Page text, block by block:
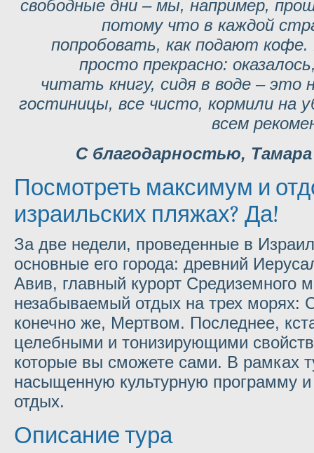
свободные дни – мы, например,
потому что в каждой
попробовать, как подают
просто прекрасно:
читать книгу, сидя в воде – это
гостиницы, все чисто, кормили на
всем
С благодарностью,
Посмотреть максимум и
израильских пляжах? Да!
За две недели, проведенные в
основные его города: древний
Авив, главный курорт Средиземного
незабываемый отдых на трех морях:
конечно же, Мертвом. Последнее,
целебными и тонизирующими
которые вы сможете сами. В рамках
насыщенную культурную программу
отдых.
Описание тура